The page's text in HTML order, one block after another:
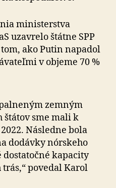
ministerstva
uzavrelo štátne SPP
ako Putin napadol
v objeme 70 %
zemným
štátov sme mali k
Následne bola
dodávky nórskeho
dostatočné kapacity
povedal Karol